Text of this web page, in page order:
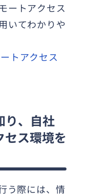
ートアクセス
いてわかりや
トアクセス
り、自社
セス環境を
う際には、情